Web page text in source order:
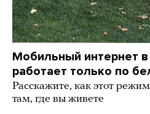
Мобильный интернет
работает только по
Расскажите, как этот
там, где вы живете